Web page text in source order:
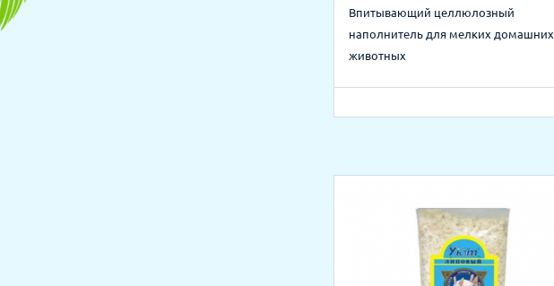
Впитывающий целлюлозный
наполнитель для мелких домашних
животных